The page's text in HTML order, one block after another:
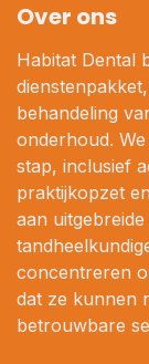
Over ons
Habitat Dental
behandeling
onderhoud.
stap, inclusief
praktijkopzet
aan
concentreren
dat ze kunnen
betrouwbare